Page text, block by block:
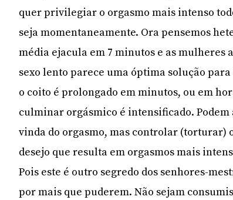
quer privilegiar o orgasmo mais intenso
seja momentaneamente. Ora pensemos
média ejacula em 7 minutos e as mulheres
sexo lento parece uma óptima solução
o coito é prolongado em minutos, ou em
culminar orgásmico é intensificado.
vinda do orgasmo, mas controlar (torturar)
desejo que resulta em orgasmos mais
Pois este é outro segredo dos senhores-
por mais que puderem. Não sejam